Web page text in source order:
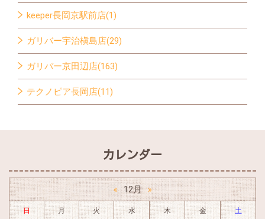
keeper長岡京駅前店(1)
ガリバー宇治槇島店(29)
ガリバー京田辺店(163)
テクノピア長岡店(11)
カレンダー
« 12月 »
日 月 火 水 木 金 土